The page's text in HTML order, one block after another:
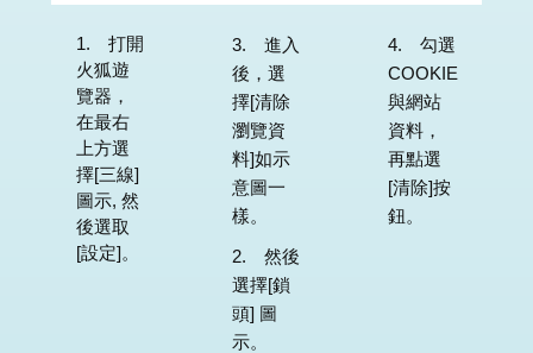
1. 打開
火狐遊
覽器，
在最右
上方選
擇[三線]
圖示, 然
後選取
[設定]。
3. 進入
後，選
擇[清除
瀏覽資
料]如示
意圖一
樣。
2. 然後
選擇[鎖
頭] 圖
示。
4. 勾選
COOKIE
與網站
資料，
再點選
[清除]按
鈕。